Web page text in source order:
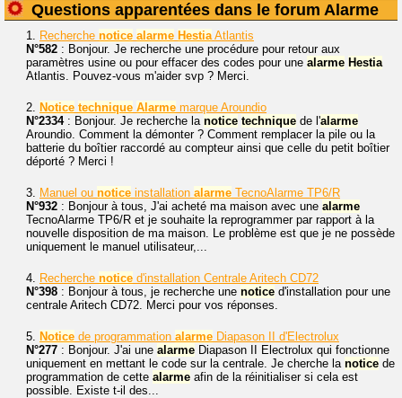
Questions apparentées dans le forum Alarme
1. Recherche notice alarme HestiaAtlantis
N°582 : Bonjour. Je recherche une procédure pour retour aux
paramètres usine ou pour effacer des codes pour une alarme Hestia
Atlantis. Pouvez-vous m'aider svp ? Merci.
2. Notice technique Alarme marque Aroundio
N°2334: Bonjour. Je recherche la notice technique de l'alarme
Aroundio. Comment la démonter ? Comment remplacer la pile ou la
batterie du boîtier raccordé au compteur ainsi que celle du petit boîtier
déporté ? Merci !
3. Manuel ou notice installation alarme TecnoAlarme TP6/R
N°932 : Bonjour à tous, J'ai acheté ma maison avec une alarme
TecnoAlarme TP6/R et je souhaite la reprogrammer par rapport à la
nouvelle disposition de ma maison. Le problème est que je ne possède
uniquement le manuel utilisateur,...
4. Recherche notice d'installation Centrale Aritech CD72
N°398 : Bonjour à tous, je recherche une notice d'installation pour une
centrale Aritech CD72. Merci pour vos réponses.
5. Notice de programmation alarme Diapason II d'Electrolux
N°277 : Bonjour. J'ai une alarme Diapason II Electrolux qui fonctionne
uniquement en mettant le code sur la centrale. Je cherche la notice de
programmation de cette alarme afin de la réinitialiser si cela est
possible. Existe t-il des...